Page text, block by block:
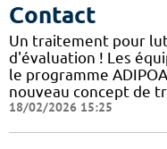
Contact
Un traitement pour
d'évaluation ! Les
le programme
nouveau concept de
18/02/2026 15:25